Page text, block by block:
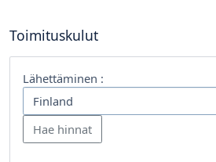
Toimituskulut
Lähettäminen :